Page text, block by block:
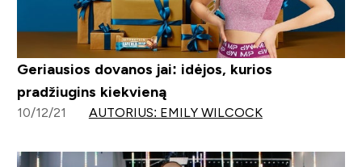
Geriausios dovanos jai: idėjos, kurios
pradžiugins kiekvieną
10/12/21 AUTORIUS: EMILY WILCOCK